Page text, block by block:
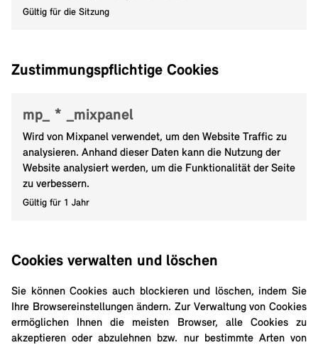
Gültig für die Sitzung
Zustimmungspflichtige Cookies
mp_ * _mixpanel
Wird von Mixpanel verwendet, um den Website Traffic zu
analysieren. Anhand dieser Daten kann die Nutzung der
Website analysiert werden, um die Funktionalität der Seite
zu verbessern.
Gültig für 1 Jahr
Cookies verwalten und löschen
Sie können Cookies auch blockieren und löschen, indem Sie
Ihre Browsereinstellungen ändern. Zur Verwaltung von Cookies
ermöglichen Ihnen die meisten Browser, alle Cookies zu
akzeptieren oder abzulehnen bzw. nur bestimmte Arten von